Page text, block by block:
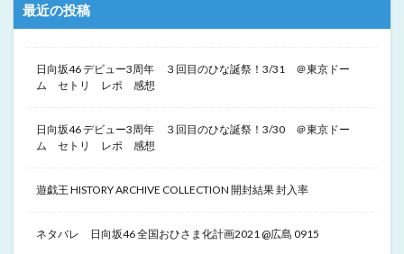
最近の投稿
日向坂46 デビュー3周年 ３回目のひな誕祭！3/31 ＠東京ドー
ム セトリ レポ 感想
日向坂46 デビュー3周年 ３回目のひな誕祭！3/30 ＠東京ドー
ム セトリ レポ 感想
遊戯王 HISTORY ARCHIVE COLLECTION 開封結果 封入率
ネタバレ 日向坂46 全国おひさま化計画2021 @広島 0915